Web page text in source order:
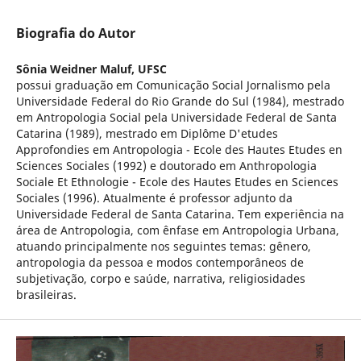
Biografia do Autor
Sônia Weidner Maluf, UFSC
possui graduação em Comunicação Social Jornalismo pela
Universidade Federal do Rio Grande do Sul (1984), mestrado
em Antropologia Social pela Universidade Federal de Santa
Catarina (1989), mestrado em Diplôme D'etudes
Approfondies em Antropologia - Ecole des Hautes Etudes en
Sciences Sociales (1992) e doutorado em Anthropologia
Sociale Et Ethnologie - Ecole des Hautes Etudes en Sciences
Sociales (1996). Atualmente é professor adjunto da
Universidade Federal de Santa Catarina. Tem experiência na
área de Antropologia, com ênfase em Antropologia Urbana,
atuando principalmente nos seguintes temas: gênero,
antropologia da pessoa e modos contemporâneos de
subjetivação, corpo e saúde, narrativa, religiosidades
brasileiras.